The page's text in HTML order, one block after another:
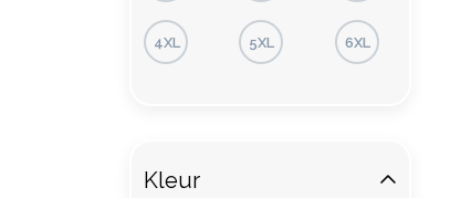
4XL 5XL 6XL
Kleur